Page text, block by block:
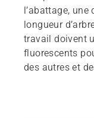
l’abattage,
longueur
travail doivent
fluorescents
des autres et